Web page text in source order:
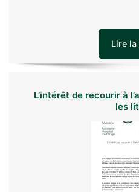
Lire
L’intérêt de recourir à
les